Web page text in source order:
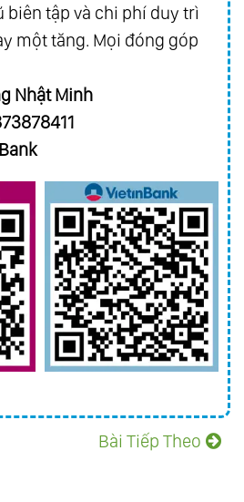
biên tập và chi phí duy trì
một tăng. Mọi đóng góp
Nhật Minh
Bài Tiếp Theo